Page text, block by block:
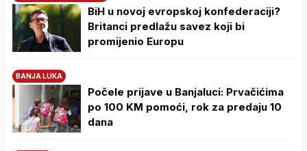
BiH u novoj evropskoj konfederaciji?
Britanci predlažu savez koji bi
promijenio Europu
BANJA LUKA
Počele prijave u Banjaluci: Prvačićima
po 100 KM pomoći, rok za predaju 10
dana